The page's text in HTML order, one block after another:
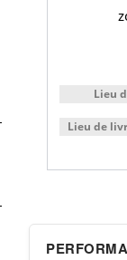
Lieu
Lieu de